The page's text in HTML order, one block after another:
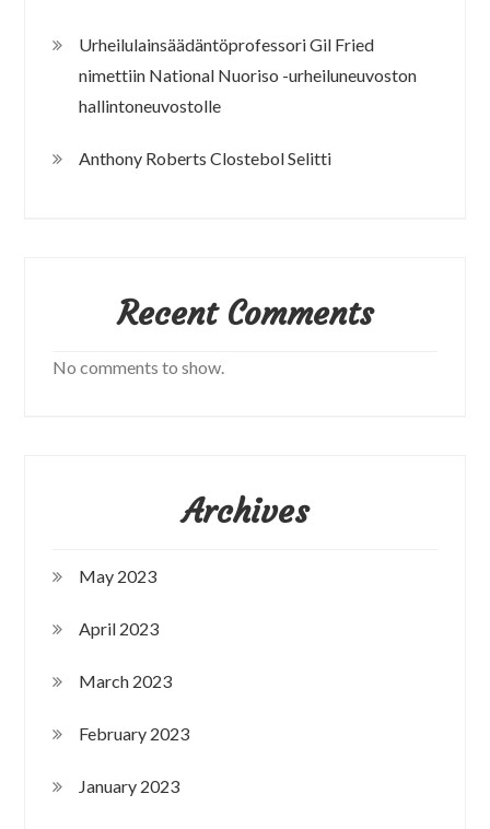
Urheilulainsäädäntöprofessori Gil Fried
nimettiin National Nuoriso -urheiluneuvoston
hallintoneuvostolle
Anthony Roberts Clostebol Selitti
Recent Comments
No comments to show.
Archives
May 2023
April 2023
March 2023
February 2023
January 2023